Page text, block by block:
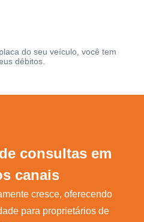
do seu veículo, você tem
débitos.
consultas em
canais
cresce, oferecendo
para proprietários de